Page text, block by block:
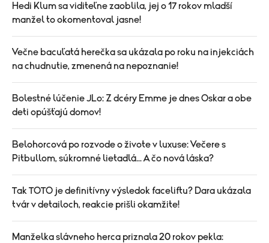
Hedi Klum sa viditeľne zaoblila, jej o 17 rokov mladší
manžel to okomentoval jasne!
Večne bacuľatá herečka sa ukázala po roku na injekciách
na chudnutie, zmenená na nepoznanie!
Bolestné lúčenie JLo: Z dcéry Emme je dnes Oskar a obe
deti opúšťajú domov!
Belohorcová po rozvode o živote v luxuse: Večere s
Pitbullom, súkromné lietadlá... A čo nová láska?
Tak TOTO je definitívny výsledok faceliftu? Dara ukázala
tvár v detailoch, reakcie prišli okamžite!
Manželka slávneho herca priznala 20 rokov pekla: